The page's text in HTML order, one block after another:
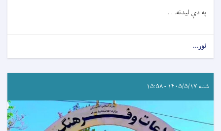
په دې لیدنه. . .
نور...
شنبه ۱۴۰۵/۵/۱۷ - ۱۵:۵۸